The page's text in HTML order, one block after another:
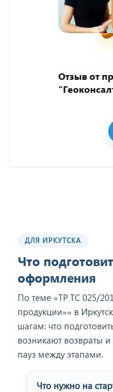
Отзыв от
ДЛЯ ИРКУТСКА
Что
оформления
По теме «ТР ТС 025/
продукции»» в
шагам: что
возникают возвраты
пауз между этапами.
Что нужно на